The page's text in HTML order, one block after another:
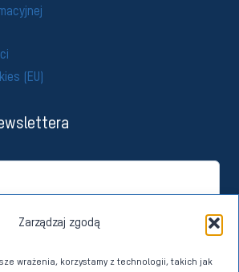
Zarządzaj zgodą
wrażenia, korzystamy z technologii, takich jak
(EU)
Zapisuję się